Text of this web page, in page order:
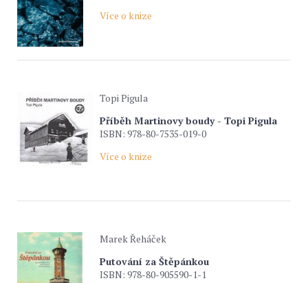
Více o knize
Topi Pigula
Příběh Martinovy boudy - Topi Pigula
ISBN: 978-80-7535-019-0
Více o knize
Marek Řeháček
Putování za Štěpánkou
ISBN: 978-80-905590-1-1